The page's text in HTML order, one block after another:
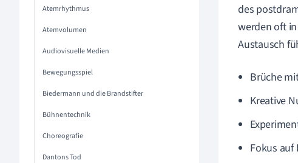
Atemrhythmus
Atemvolumen
Audiovisuelle Medien
Bewegungsspiel
Biedermann und die Brandstifter
Bühnentechnik
Choreografie
Dantons Tod
des
werden oft
Austausch
Brüche
Kreative
Fokus